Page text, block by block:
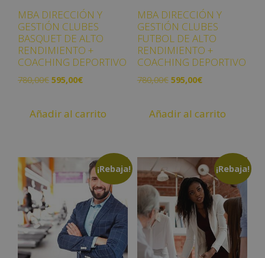
MBA DIRECCIÓN Y
GESTIÓN CLUBES
BASQUET DE ALTO
RENDIMIENTO +
COACHING DEPORTIVO
780,00€ 595,00€
Añadir al carrito
MBA DIRECCIÓN Y
GESTIÓN CLUBES
FUTBOL DE ALTO
RENDIMIENTO +
COACHING DEPORTIVO
780,00€ 595,00€
Añadir al carrito
¡Rebaja! ¡Rebaja!